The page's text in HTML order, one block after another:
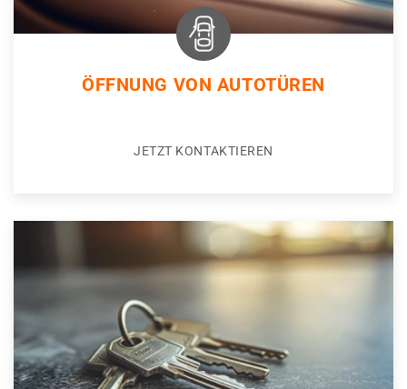
ÖFFNUNG VON AUTOTÜREN
JETZT KONTAKTIEREN